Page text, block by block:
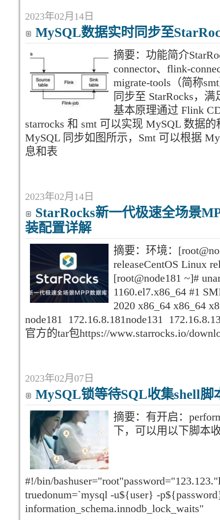
2023年02月14日
MySQL数据实时同步至
摘要：功能简介
connector、flink-
migrate-tools（简称
同步至 StarRocks，
基本原理通过 Flink
starrocks 和 smt 可以实现 MySQL 数据
MySQL 同步如图所示，Smt 可以根据
息和表
2023年02月14日
StarRocks新一代极速全场景
装配置详解
摘要：环境：
releaseCentOS Linux
[root@node181 ~]#
1160.el7.x86_64 #1
2020 x86_64 x86_64
node181 172.16.8.181node131
官方的tar包https://www.starrocks.io/
2023年02月07日
MySQL锁等待SQL收集shell脚
摘要：有开启：
下，可以用以下脚本
#!/bin/
truedonum=`mysql -u${user} -
information_schema.innodb_lock_waits"